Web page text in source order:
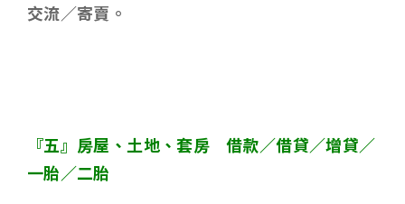
交流／寄賣。
『五』房屋、土地、套房 借款／借貸／增貸／
一胎／二胎